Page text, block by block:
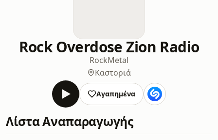
Rock Overdose Zion Radio
RockMetal
Καστοριά
Αγαπημένα
Λίστα Αναπαραγωγής